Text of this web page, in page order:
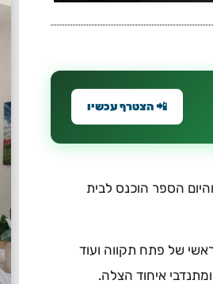
📲 הצטרף עכשיו
הספר הוכנס לבית
של פתח תקווה ועוד
איחוד הצלה.